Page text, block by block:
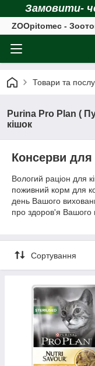
Замовити-
ZOOpitomec -
Товари та
Purina Pro Plan (
кішок
Консерви для
Вологий раціон для
поживний корм для
день Вашого
про здоров'я Вашого
Сортування